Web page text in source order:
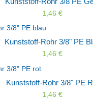
1,46 €
Kunststoff-Rohr 3/8" PE
1,46 €
Kunststoff-Rohr 3/8" PE
1,46 €